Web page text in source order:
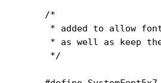
/*
* added to allow
* as well as keep
*/